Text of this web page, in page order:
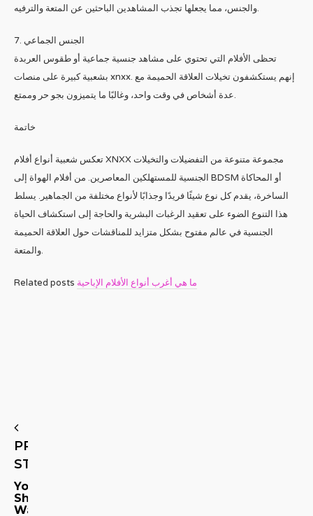
والجنس، مما يجعلها تجذب المشاهدين الباحثين عن المتعة والترفيه.
7. الجنس الجماعي
تحظى الأفلام التي تحتوي على مشاهد جنسية جماعية أو طقوس العربدة
بشعبية كبيرة على منصات xnxx. إنهم يستكشفون تخيلات العلاقة الحميمة مع
عدة أشخاص في وقت واحد، وغالبًا ما يتميزون بجو حر وممتع.
خاتمة
تعكس شعبية أنواع أفلام XNXX مجموعة متنوعة من التفضيلات والتخيلات
الجنسية للمستهلكين المعاصرين. من أفلام الهواة إلى BDSM أو المحاكاة
الساخرة، يقدم كل نوع شيئًا فريدًا وجذابًا لأنواع مختلفة من الجماهير. يسلط
هذا التنوع الضوء على تعقيد الرغبات البشرية والحاجة إلى استكشاف الحياة
الجنسية في عالم مفتوح بشكل متزايد للمناقشات حول العلاقة الحميمة
والمتعة.
Related posts ما هي أغرب أنواع الأفلام الإباحية
PREVIOUS
STORY
You
Should
Watch